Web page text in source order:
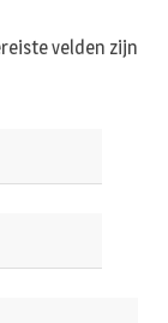
velden zijn